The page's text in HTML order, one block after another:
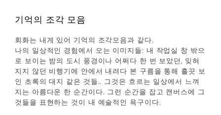
기억의 조각 모음
회화는 내게 있어 기억의 조각모음과 같다.
나의 일상적인 경험에서 오는 이미지들: 내 작업실 창 밖으
로 보이는 밤의 도시 풍경이나 어쩌다 한 번 보았던, 잊혀
지지 않던 비행기에 안에서 내려다 본 구름을 통해 흘끗 보
인 초록의 대지 같은 것들.. 그것은 흐르는 일상에서 느껴
지는 아름다운 한 순간이다. 그런 순간을 잡고 캔버스에 그
것들을 표현하는 것이 내 예술적인 욕구이다.